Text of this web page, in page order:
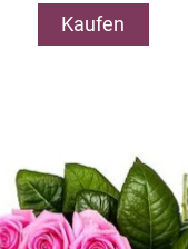
Kaufen